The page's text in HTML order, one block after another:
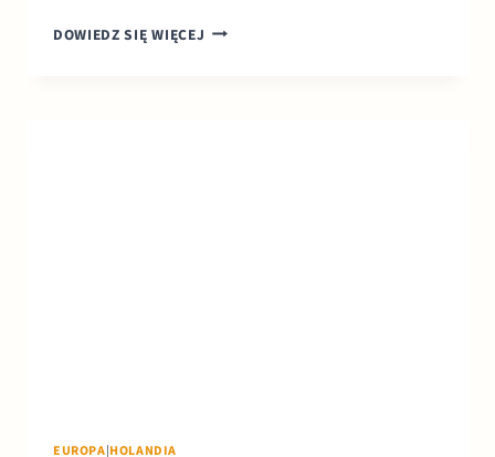
DOWIEDZ SIĘ WIĘCEJ ZALANDO
EUROPA HOLANDIA